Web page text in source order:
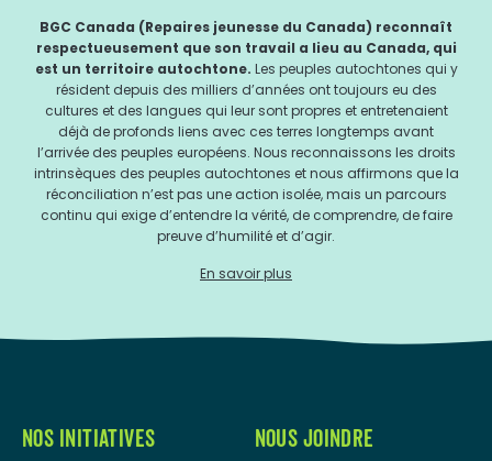
BGC Canada (Repaires jeunesse du Canada) reconnaît
respectueusement que son travail a lieu au Canada, qui
est un territoire autochtone. Les peuples autochtones qui y
résident depuis des milliers d’années ont toujours eu des
cultures et des langues qui leur sont propres et entretenaient
déjà de profonds liens avec ces terres longtemps avant
l’arrivée des peuples européens. Nous reconnaissons les droits
intrinsèques des peuples autochtones et nous affirmons que la
réconciliation n’est pas une action isolée, mais un parcours
continu qui exige d’entendre la vérité, de comprendre, de faire
preuve d’humilité et d’agir.
En savoir plus
NOS INITIATIVES NOUS JOINDRE